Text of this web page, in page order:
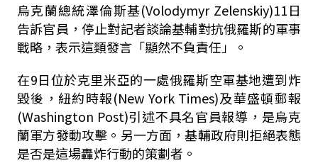
烏克蘭總統澤倫斯基(Volodymyr Zelenskiy)11日
告訴官員，停止對記者談論基輔對抗俄羅斯的軍事
戰略，表示這類發言「顯然不負責任」。
在9日位於克里米亞的一處俄羅斯空軍基地遭到炸
毀後，紐約時報(New York Times)及華盛頓郵報
(Washington Post)引述不具名官員報導，是烏克
蘭軍方發動攻擊。另一方面，基輔政府則拒絕表態
是否是這場轟炸行動的策劃者。